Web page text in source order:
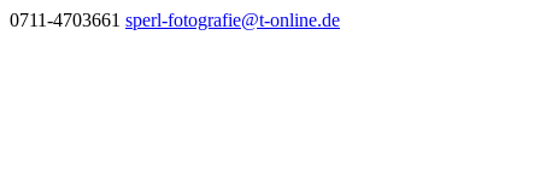
0711-4703661 sperl-fotografie@t-online.de